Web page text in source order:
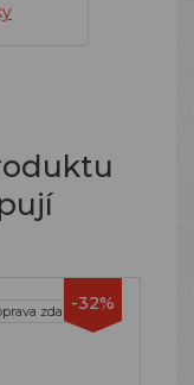
-32%
zdarma